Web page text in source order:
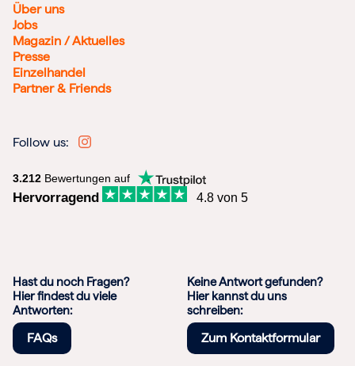
Über uns
Jobs
Magazin / Aktuelles
Presse
Einzelhandel
Partner & Friends
Follow us:
3.212 Bewertungen auf
Hervorragend 4.8 von 5
Hast du noch Fragen?
Hier findest du viele
Antworten:
FAQs
Keine Antwort gefunden?
Hier kannst du uns
schreiben:
Zum Kontaktformular